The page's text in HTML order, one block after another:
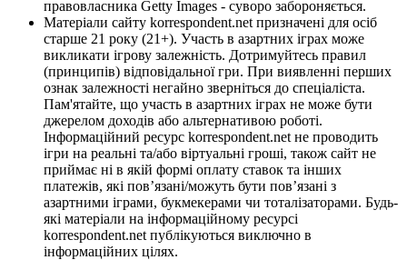
правовласника Getty Images - суворо забороняється.
Матеріали сайту korrespondent.net призначені для осіб
старше 21 року (21+). Участь в азартних іграх може
викликати ігрову залежність. Дотримуйтесь правил
(принципів) відповідальної гри. При виявленні перших
ознак залежності негайно зверніться до спеціаліста.
Пам'ятайте, що участь в азартних іграх не може бути
джерелом доходів або альтернативою роботі.
Інформаційний ресурс korrespondent.net не проводить
ігри на реальні та/або віртуальні гроші, також сайт не
приймає ні в якій формі оплату ставок та інших
платежів, які пов’язані/можуть бути пов’язані з
азартними іграми, букмекерами чи тоталізаторами. Будь-
які матеріали на інформаційному ресурсі
korrespondent.net публікуються виключно в
інформаційних цілях.